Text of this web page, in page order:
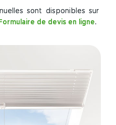
sont disponibles sur
de devis en ligne.